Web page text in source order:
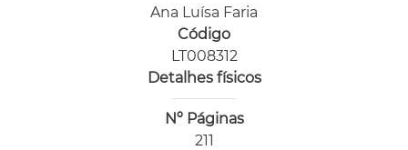
Ana Luísa Faria
Código
LT008312
Detalhes físicos
Nº Páginas
211